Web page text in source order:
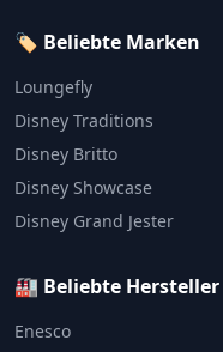
🏷️ Beliebte Marken
Loungefly
Disney Traditions
Disney Britto
Disney Showcase
Disney Grand Jester
🏭 Beliebte Hersteller
Enesco